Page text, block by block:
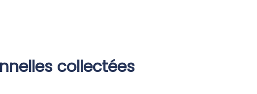
collectées